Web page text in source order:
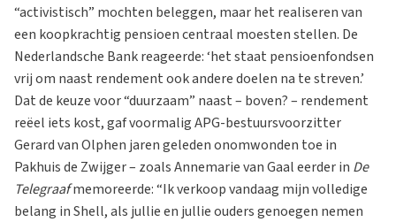
“activistisch” mochten beleggen, maar het realiseren van
een koopkrachtig pensioen centraal moesten stellen. De
Nederlandsche Bank reageerde: ‘het staat pensioenfondsen
vrij om naast rendement ook andere doelen na te streven.’
Dat de keuze voor “duurzaam” naast – boven? – rendement
reëel iets kost, gaf voormalig APG-bestuursvoorzitter
Gerard van Olphen jaren geleden onomwonden toe in
Pakhuis de Zwijger – zoals Annemarie van Gaal eerder in De
Telegraafmemoreerde: “Ik verkoop vandaag mijn volledige
belang in Shell, als jullie en jullie ouders genoegen nemen